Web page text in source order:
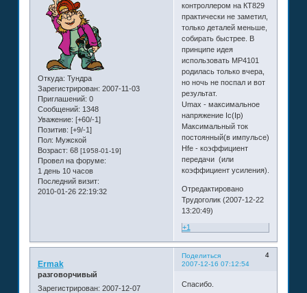
Откуда: Тундра
Зарегистрирован: 2007-11-03
Приглашений: 0
Сообщений: 1348
Уважение: [+60/-1]
Позитив: [+9/-1]
Пол: Мужской
Возраст: 68 [1958-01-19]
Провел на форуме:
1 день 10 часов
Последний визит:
2010-01-26 22:19:32
контроллером на КТ829
практически не заметил,
только деталей меньше,
собирать быстрее. В
принципе идея
использовать МР4101
родилась только вчера,
но ночь не поспал и вот
результат.
Umax - максимальное
напряжение Ic(Ip)
Максимальный ток
постоянный(в импульсе)
Hfe - коэффициент
передачи (или
коэффициент усиления).
Отредактировано
Трудоголик (2007-12-22
13:20:49)
+1
Поделиться
4
2007-12-16 07:12:54
Ermak
разговорчивый
Зарегистрирован: 2007-12-07
Спасибо.